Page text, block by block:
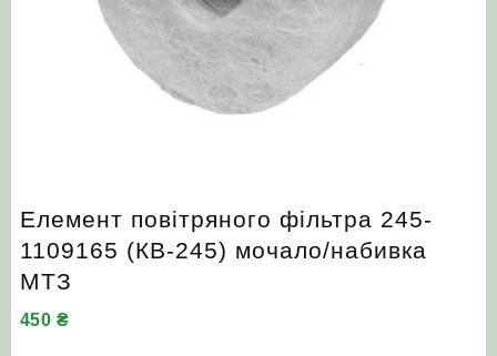
Елемент повітряного фільтра 245-
1109165 (КВ-245) мочало/набивка
МТЗ
450₴